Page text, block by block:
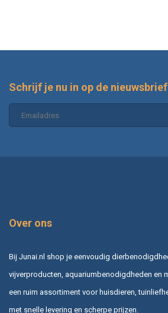
Schrijf je nu in op de
Over ons
Bij Junai.nl shop je eenvoudig
vijverproducten, aquariumbenodigdheden en
een ruim assortiment voor huisdieren,
met snelle levering en scherpe prijzen.